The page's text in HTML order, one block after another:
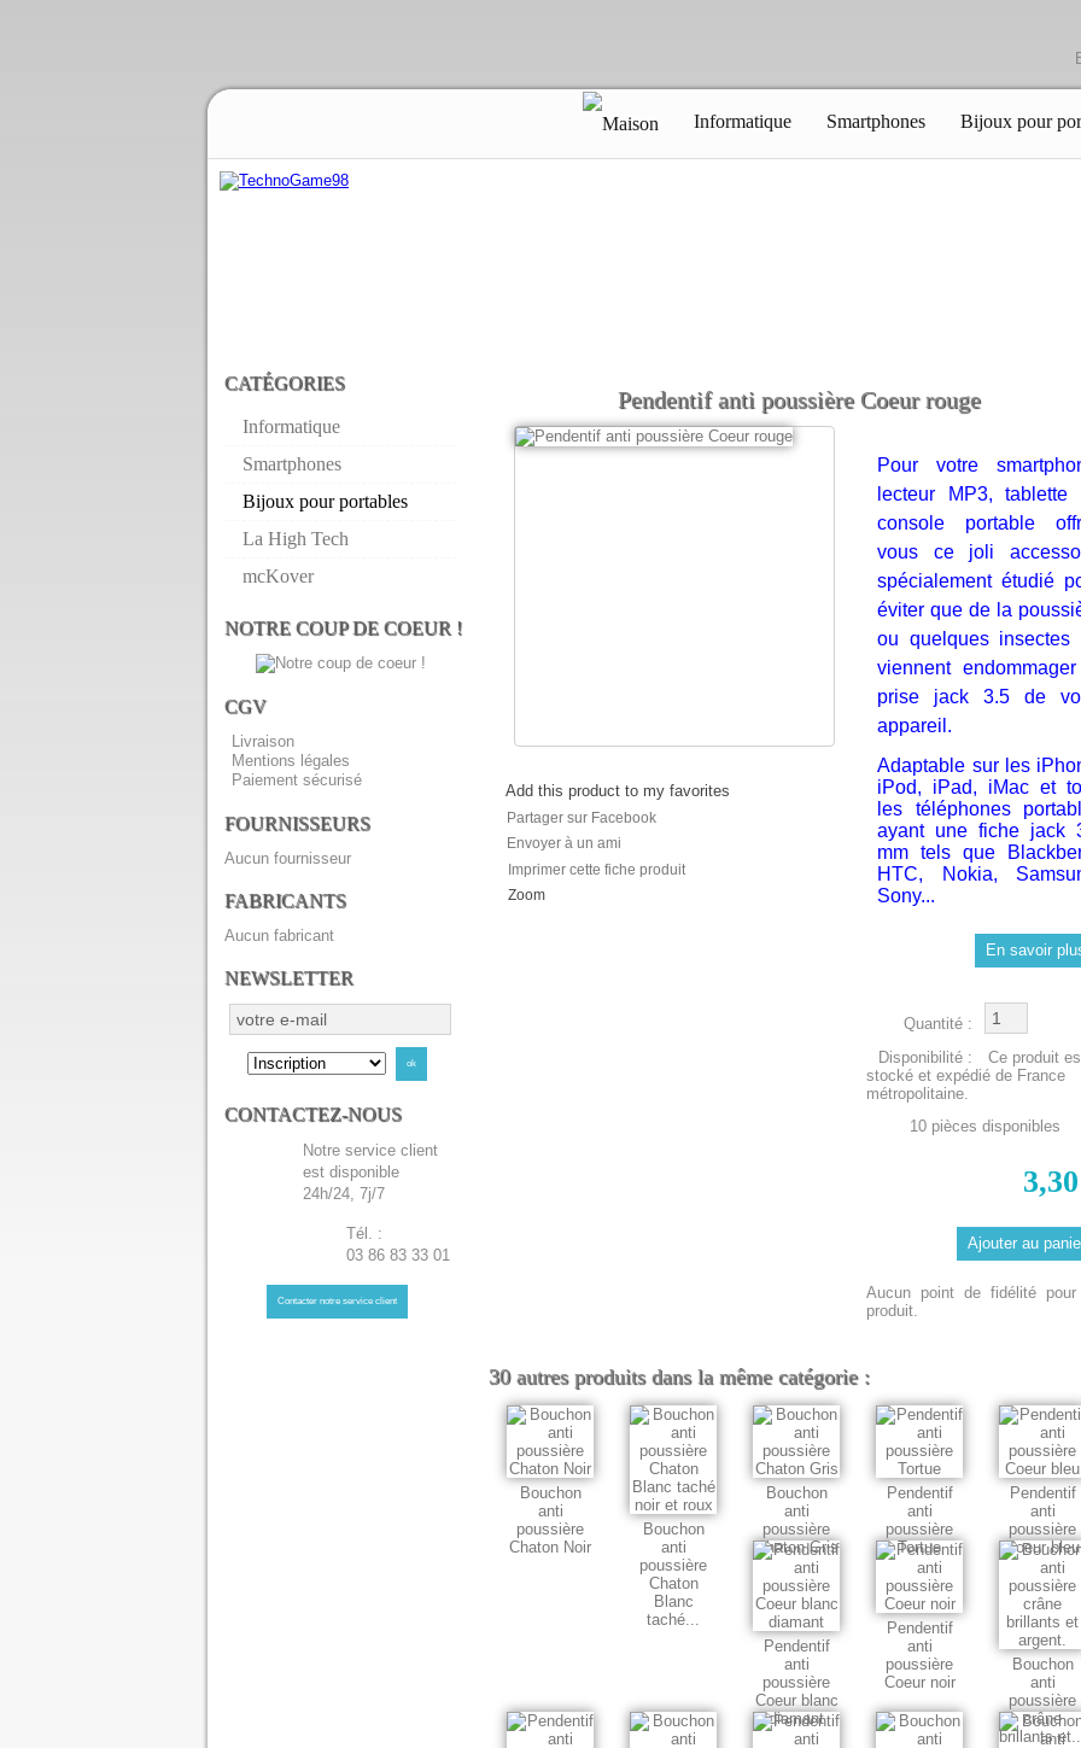
Informatique Smartphones Bijoux pour
CATÉGORIES
Informatique
Smartphones
Bijoux pour portables
La High Tech
mcKover
NOTRE COUP DE COEUR !
CGV
Livraison
Mentions légales
Paiement sécurisé
FOURNISSEURS
Aucun fournisseur
FABRICANTS
Aucun fabricant
NEWSLETTER
CONTACTEZ-NOUS
Notre service client
est disponible
24h/24, 7j/7
Tél. :
03 86 83 33 01
Contacter notre service client
Pendentif anti poussière Coeur rouge
Add this product to my favorites
Partager sur Facebook
Envoyer à un ami
Imprimer cette fiche produit
Zoom
Pour votre
lecteur MP3, tablette
console portable
vous ce joli
spécialement étudié
éviter que de la
ou quelques insectes
viennent
prise jack 3.5 de
appareil.
Adaptable sur les
iPod, iPad, iMac et
les téléphones
ayant une fiche jack
mm tels que
HTC, Nokia,
Sony...
En savoir
Quantité :
Disponibilité :
Ce produit
stocké et expédié de France
métropolitaine.
10 pièces disponibles
Aucun point de fidélité
produit.
30 autres produits dans la même catégorie :
Bouchon
anti
poussière
Chaton Noir
Bouchon
anti
poussière
Chaton
Blanc
taché...
Bouchon
anti
poussière
Chaton Gris
Pendentif
anti
poussière
Tortue
Pendentif
anti
poussière
Coeur bleu
Pendentif
anti
poussière
Coeur blanc
diamant
Pendentif
anti
poussière
Coeur noir
Bouchon
anti
poussière
crâne
brillants